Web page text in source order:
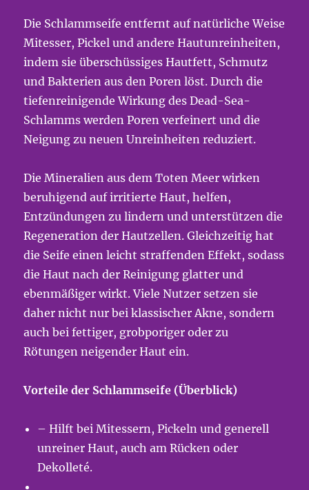
Die Schlammseife entfernt auf natürliche Weise
Mitesser, Pickel und andere Hautunreinheiten,
indem sie überschüssiges Hautfett, Schmutz
und Bakterien aus den Poren löst. Durch die
tiefenreinigende Wirkung des Dead-Sea-
Schlamms werden Poren verfeinert und die
Neigung zu neuen Unreinheiten reduziert.
Die Mineralien aus dem Toten Meer wirken
beruhigend auf irritierte Haut, helfen,
Entzündungen zu lindern und unterstützen die
Regeneration der Hautzellen. Gleichzeitig hat
die Seife einen leicht straffenden Effekt, sodass
die Haut nach der Reinigung glatter und
ebenmäßiger wirkt. Viele Nutzer setzen sie
daher nicht nur bei klassischer Akne, sondern
auch bei fettiger, grobporiger oder zu
Rötungen neigender Haut ein.
Vorteile der Schlammseife (Überblick)
– Hilft bei Mitessern, Pickeln und generell
unreiner Haut, auch am Rücken oder
Dekolleté.